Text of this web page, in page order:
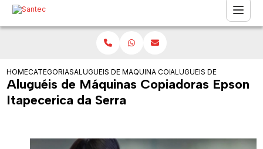
HOMECATEGORIASALUGUEIS DE COPIADORASMAQUINA COPIADORA KYOCERA PARA
ALUGUEIS DE MAQUINAS
Aluguéis de Máquinas Copiadoras Epson
Itapecerica da Serra